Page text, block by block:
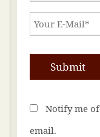
Notify me
email.